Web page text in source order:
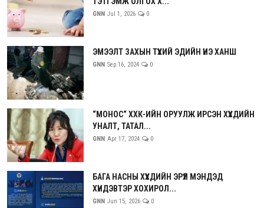
GNN Jul 1, 2026 0
ЭМЭЭЛТ ЗАХЫН ТҮҮХИЙ ЭДИЙН ҮНЭ ХАНШ
GNN Sep 16, 2024 0
“МОНОС“ ХХК-ИЙН ОРУУЛЖ ИРСЭН ХҮҮХДИЙН
УНАЛТ, ТАТАЛ...
GNN Apr 17, 2024 0
БАГА НАСНЫ ХҮҮХДИЙН ЭРҮҮЛ МЭНДЭД
ХҮНДЭВТЭР ХОХИРОЛ...
GNN Jun 15, 2026 0